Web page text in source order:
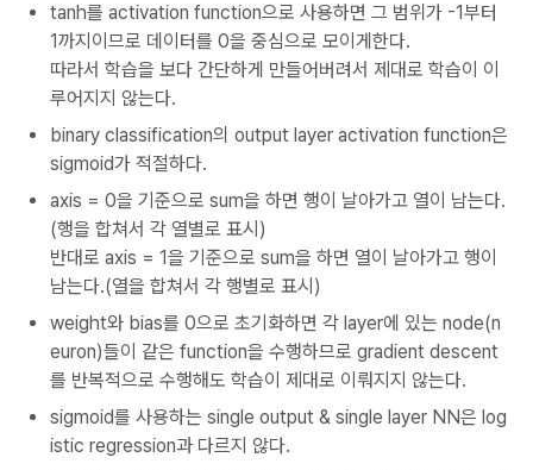
tanh를 activation function으로 사용하면 그 범위가 -1부터
1까지이므로 데이터를 0을 중심으로 모이게한다.
따라서 학습을 보다 간단하게 만들어버려서 제대로 학습이 이
루어지지 않는다.
binary classification의 output layer activation function은
sigmoid가 적절하다.
axis = 0을 기준으로 sum을 하면 행이 날아가고 열이 남는다.
(행을 합쳐서 각 열별로 표시)
반대로 axis = 1을 기준으로 sum을 하면 열이 날아가고 행이
남는다.(열을 합쳐서 각 행별로 표시)
weight와 bias를 0으로 초기화하면 각 layer에 있는 node(n
euron)들이 같은 function을 수행하므로 gradient descent
를 반복적으로 수행해도 학습이 제대로 이뤄지지 않는다.
sigmoid를 사용하는 single output & single layer NN은 log
istic regression과 다르지 않다.